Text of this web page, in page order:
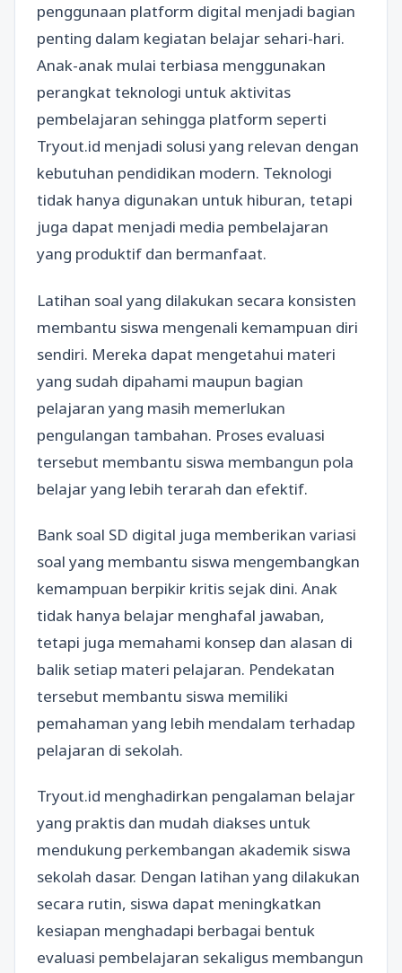
penggunaan platform digital menjadi bagian
penting dalam kegiatan belajar sehari-hari.
Anak-anak mulai terbiasa menggunakan
perangkat teknologi untuk aktivitas
pembelajaran sehingga platform seperti
Tryout.id menjadi solusi yang relevan dengan
kebutuhan pendidikan modern. Teknologi
tidak hanya digunakan untuk hiburan, tetapi
juga dapat menjadi media pembelajaran
yang produktif dan bermanfaat.
Latihan soal yang dilakukan secara konsisten
membantu siswa mengenali kemampuan diri
sendiri. Mereka dapat mengetahui materi
yang sudah dipahami maupun bagian
pelajaran yang masih memerlukan
pengulangan tambahan. Proses evaluasi
tersebut membantu siswa membangun pola
belajar yang lebih terarah dan efektif.
Bank soal SD digital juga memberikan variasi
soal yang membantu siswa mengembangkan
kemampuan berpikir kritis sejak dini. Anak
tidak hanya belajar menghafal jawaban,
tetapi juga memahami konsep dan alasan di
balik setiap materi pelajaran. Pendekatan
tersebut membantu siswa memiliki
pemahaman yang lebih mendalam terhadap
pelajaran di sekolah.
Tryout.id menghadirkan pengalaman belajar
yang praktis dan mudah diakses untuk
mendukung perkembangan akademik siswa
sekolah dasar. Dengan latihan yang dilakukan
secara rutin, siswa dapat meningkatkan
kesiapan menghadapi berbagai bentuk
evaluasi pembelajaran sekaligus membangun